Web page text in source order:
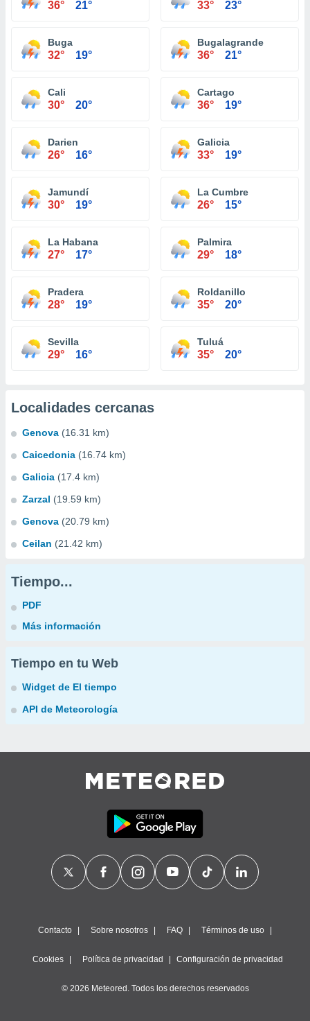
36° 21° 33° 23°
Buga
32° 19°
Bugalagrande
36° 21°
Cali
30° 20°
Cartago
36° 19°
Darien
26° 16°
Galicia
33° 19°
Jamundí
30° 19°
La Cumbre
26° 15°
La Habana
27° 17°
Palmira
29° 18°
Pradera
28° 19°
Roldanillo
35° 20°
Sevilla
29° 16°
Tuluá
35° 20°
Localidades cercanas
Genova (16.31 km)
Caicedonia (16.74 km)
Galicia (17.4 km)
Zarzal (19.59 km)
Genova (20.79 km)
Ceilan (21.42 km)
Tiempo...
PDF
Más información
Tiempo en tu Web
Widget de El tiempo
API de Meteorología
Contacto Sobre nosotros FAQ Términos de uso
Cookies Política de privacidad Configuración de privacidad
© 2026 Meteored. Todos los derechos reservados